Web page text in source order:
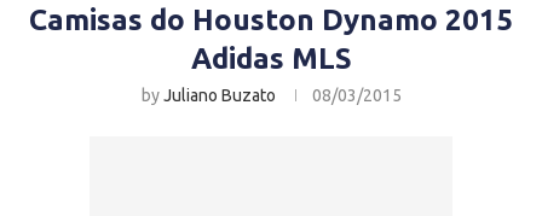
Camisas do Houston Dynamo 2015
Adidas MLS
byJuliano Buzato 08/03/2015